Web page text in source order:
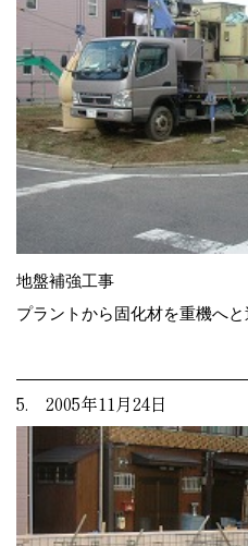
地盤補強工事
プラントから固化材を重機へと
5. 2005年11月24日